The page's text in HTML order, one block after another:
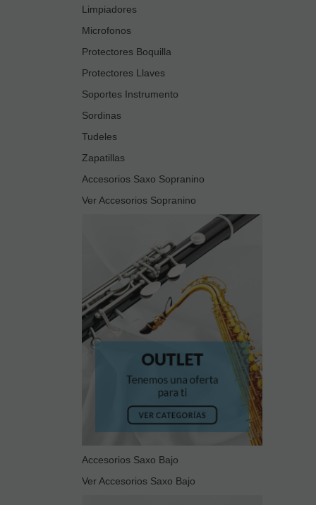
Limpiadores
Microfonos
Protectores Boquilla
Protectores Llaves
Soportes Instrumento
Sordinas
Tudeles
Zapatillas
Accesorios Saxo Sopranino
Ver Accesorios Sopranino
Accesorios Saxo Bajo
Ver Accesorios Saxo Bajo